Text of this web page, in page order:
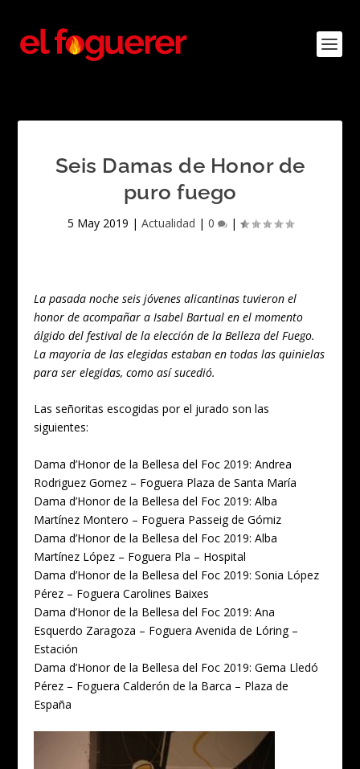
Seis Damas de Honor de
puro fuego
5 May 2019 | Actualidad | 0 |
La pasada noche seis jóvenes alicantinas tuvieron el
honor de acompañar a Isabel Bartual en el momento
álgido del festival de la elección de la Belleza del Fuego.
La mayoría de las elegidas estaban en todas las quinielas
para ser elegidas, como así sucedió.
Las señoritas escogidas por el jurado son las
siguientes:
Dama d’Honor de la Bellesa del Foc 2019: Andrea
Rodriguez Gomez – Foguera Plaza de Santa María
Dama d’Honor de la Bellesa del Foc 2019: Alba
Martínez Montero – Foguera Passeig de Gómiz
Dama d’Honor de la Bellesa del Foc 2019: Alba
Martínez López – Foguera Pla – Hospital
Dama d’Honor de la Bellesa del Foc 2019: Sonia López
Pérez – Foguera Carolines Baixes
Dama d’Honor de la Bellesa del Foc 2019: Ana
Esquerdo Zaragoza – Foguera Avenida de Lóring –
Estación
Dama d’Honor de la Bellesa del Foc 2019: Gema Lledó
Pérez – Foguera Calderón de la Barca – Plaza de
España